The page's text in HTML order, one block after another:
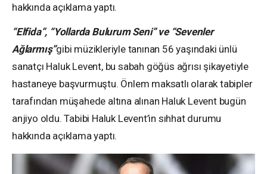
hakkında açıklama yaptı.
“Elfida”, “Yollarda Bulurum Seni” ve “Sevenler
Ağlarmış”gibi müzikleriyle tanınan 56 yaşındaki ünlü
sanatçı Haluk Levent, bu sabah göğüs ağrısı şikayetiyle
hastaneye başvurmuştu. Önlem maksatlı olarak tabipler
tarafından müşahede altına alınan Haluk Levent bugün
anjiyo oldu. Tabibi Haluk Levent’in sıhhat durumu
hakkında açıklama yaptı.